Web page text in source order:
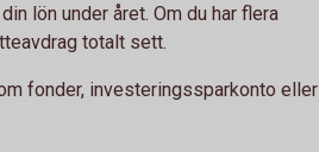
lön under året. Om du har flera
totalt sett.
fonder, investeringssparkonto eller